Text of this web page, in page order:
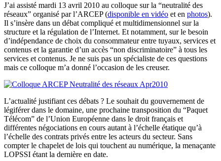
J’ai assisté mardi 13 avril 2010 au colloque sur la “neutralité des
réseaux” organisé par l’ARCEP (disponible en vidéo et en photos).
Il s’insère dans un débat compliqué et multidimensionnel sur la
structure et la régulation de l’Internet. Et notamment, sur le besoin
d’indépendance de choix du consommateur entre tuyaux, services et
contenus et la garantie d’un accès “non discriminatoire” à tous les
services et contenus. Je ne suis pas un spécialiste de ces questions
mais ce colloque m’a donné l’occasion de les creuser.
L’actualité justifiant ces débats ? Le souhait du gouvernement de
légiférer dans le domaine, une prochaine transposition du “Paquet
Télécom” de l’Union Européenne dans le droit français et
différentes négociations en cours autant à l’échelle étatique qu’à
l’échelle des contrats privés entre les acteurs du secteur. Sans
compter le chapelet de lois qui touchent au numérique, la menaçante
LOPSSI étant la dernière en date.